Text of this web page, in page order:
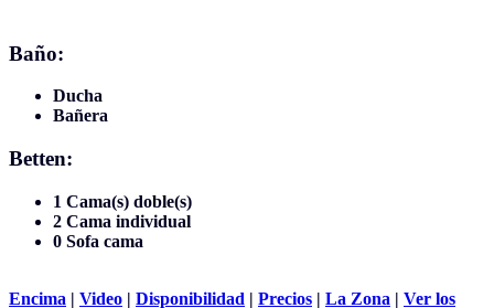
Baño:
Ducha
Bañera
Betten:
1 Cama(s) doble(s)
2 Cama individual
0 Sofa cama
Encima | Video | Disponibilidad | Precios | La Zona | Ver los